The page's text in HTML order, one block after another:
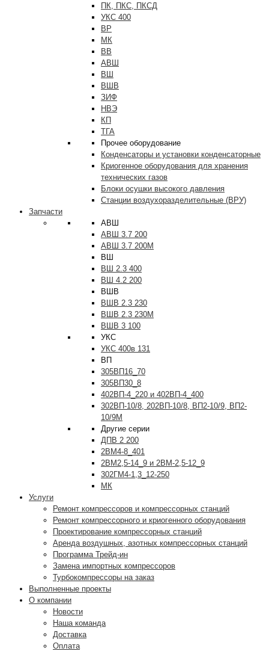
ПК, ПКС, ПКСД
УКС 400
ВР
МК
ВВ
АВШ
ВШ
ВШВ
ЗИФ
НВЭ
КП
ТГА
Прочее оборудование
Конденсаторы и установки конденсаторные
Криогенное оборудования для хранения
технических газов
Блоки осушки высокого давления
Станции воздухоразделительные (ВРУ)
Запчасти
АВШ
АВШ 3.7 200
АВШ 3.7 200М
ВШ
ВШ 2.3 400
ВШ 4.2 200
ВШВ
ВШВ 2.3 230
ВШВ 2.3 230М
ВШВ 3 100
УКС
УКС 400в 131
ВП
305ВП16_70
305ВП30_8
402ВП-4_220 и 402ВП-4_400
302ВП-10/8, 202ВП-10/8, ВП2-10/9, ВП2-
10/9М
Другие серии
ДПВ 2 200
2ВМ4-8_401
2ВМ2,5-14_9 и 2ВМ-2,5-12_9
302ГМ4-1,3_12-250
МК
Услуги
Ремонт компрессоров и компрессорных станций
Ремонт компрессорного и криогенного оборудования
Проектирование компрессорных станций
Аренда воздушных, азотных компрессорных станций
Программа Трейд-ин
Замена импортных компрессоров
Турбокомпрессоры на заказ
Выполненные проекты
О компании
Новости
Наша команда
Доставка
Оплата